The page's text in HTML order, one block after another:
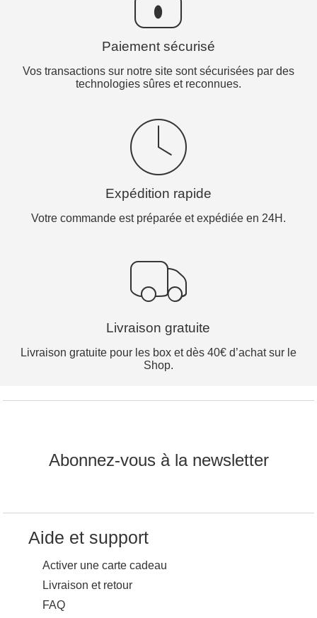
Paiement sécurisé
Vos transactions sur notre site sont sécurisées par des
technologies sûres et reconnues.
Expédition rapide
Votre commande est préparée et expédiée en 24H.
Livraison gratuite
Livraison gratuite pour les box et dès 40€ d’achat sur le
Shop.
Abonnez-vous à la newsletter
Aide et support
Activer une carte cadeau
Livraison et retour
FAQ